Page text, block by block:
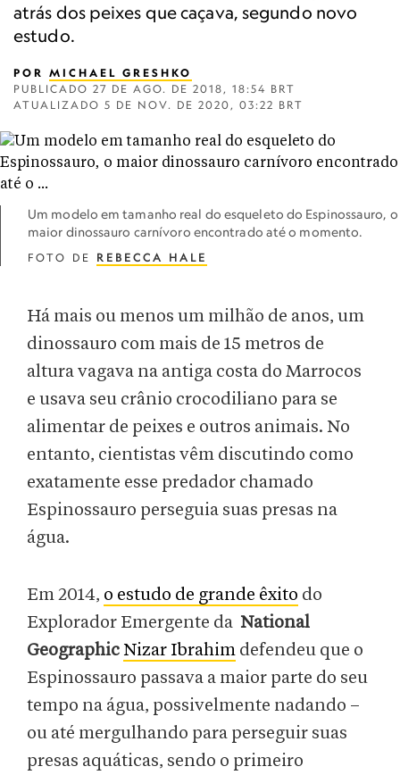
atrás dos peixes que caçava, segundo novo
estudo.
POR MICHAEL GRESHKO
PUBLICADO 27 DE AGO. DE 2018, 18:54 BRT
ATUALIZADO 5 DE NOV. DE 2020, 03:22 BRT
Um modelo em tamanho real do esqueleto do Espinossauro, o
maior dinossauro carnívoro encontrado até o momento.
FOTO DE REBECCA HALE
Há mais ou menos um milhão de anos, um
dinossauro com mais de 15 metros de
altura vagava na antiga costa do Marrocos
e usava seu crânio crocodiliano para se
alimentar de peixes e outros animais. No
entanto, cientistas vêm discutindo como
exatamente esse predador chamado
Espinossauro perseguia suas presas na
água.
Em 2014, o estudo de grande êxito do
Explorador Emergente da National
Geographic Nizar Ibrahim defendeu que o
Espinossauro passava a maior parte do seu
tempo na água, possivelmente nadando –
ou até mergulhando para perseguir suas
presas aquáticas, sendo o primeiro